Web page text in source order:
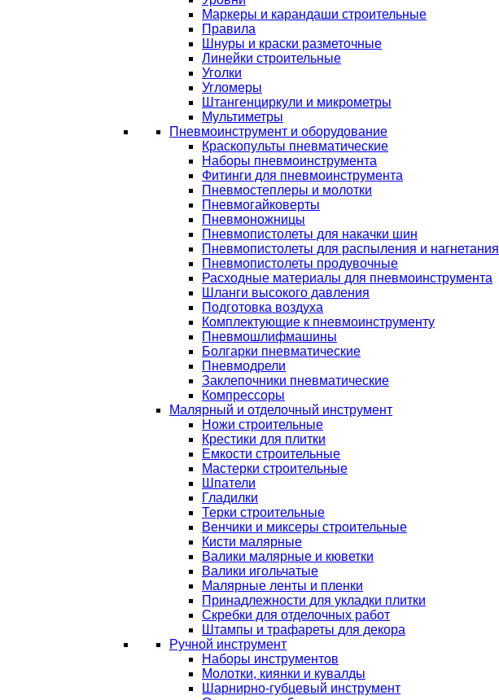
Маркеры и карандаши строительные
Правила
Шнуры и краски разметочные
Линейки строительные
Уголки
Угломеры
Штангенциркули и микрометры
Мультиметры
Пневмоинструмент и оборудование
Краскопульты пневматические
Наборы пневмоинструмента
Фитинги для пневмоинструмента
Пневмостеплеры и молотки
Пневмогайковерты
Пневмоножницы
Пневмопистолеты для накачки шин
Пневмопистолеты для распыления и нагнетания
Пневмопистолеты продувочные
Расходные материалы для пневмоинструмента
Шланги высокого давления
Подготовка воздуха
Комплектующие к пневмоинструменту
Пневмошлифмашины
Болгарки пневматические
Пневмодрели
Заклепочники пневматические
Компрессоры
Малярный и отделочный инструмент
Ножи строительные
Крестики для плитки
Емкости строительные
Мастерки строительные
Шпатели
Гладилки
Терки строительные
Венчики и миксеры строительные
Кисти малярные
Валики малярные и кюветки
Валики игольчатые
Малярные ленты и пленки
Принадлежности для укладки плитки
Скребки для отделочных работ
Штампы и трафареты для декора
Ручной инструмент
Наборы инструментов
Молотки, киянки и кувалды
Шарнирно-губцевый инструмент